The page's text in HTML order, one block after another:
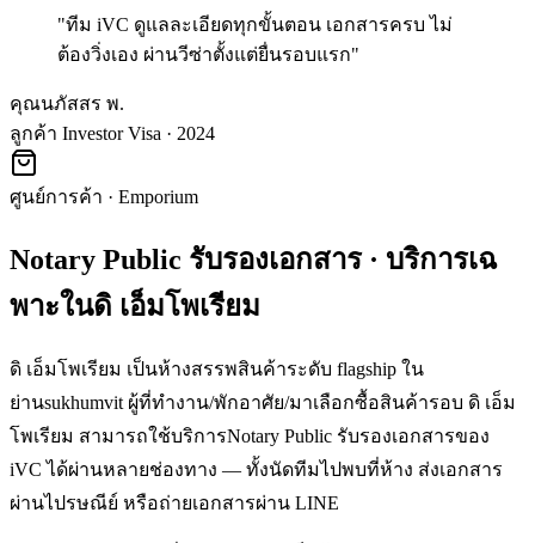
"ทีม iVC ดูแลละเอียดทุกขั้นตอน เอกสารครบ ไม่
ต้องวิ่งเอง ผ่านวีซ่าตั้งแต่ยื่นรอบแรก"
คุณนภัสสร พ.
ลูกค้า Investor Visa · 2024
ศูนย์การค้า · Emporium
Notary Public รับรองเอกสาร· บริการเฉ
พาะในดิ เอ็มโพเรียม
ดิ เอ็มโพเรียม เป็นห้างสรรพสินค้าระดับ flagship ใน
ย่านsukhumvit ผู้ที่ทำงาน/พักอาศัย/มาเลือกซื้อสินค้ารอบ ดิ เอ็ม
โพเรียม สามารถใช้บริการNotary Public รับรองเอกสารของ
iVC ได้ผ่านหลายช่องทาง — ทั้งนัดทีมไปพบที่ห้าง ส่งเอกสาร
ผ่านไปรษณีย์ หรือถ่ายเอกสารผ่าน LINE